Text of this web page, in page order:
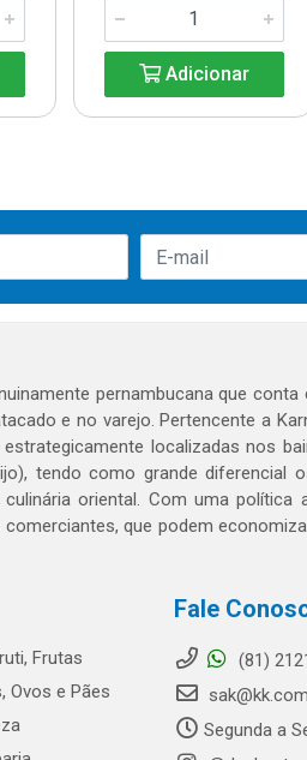
Adicionar
pernambucana que
e no varejo. Pertencente a
localizadas nos
tendo como grande diferencial
oriental. Com uma política
que podem
Frutas
Ovos e Pães
Fale
(81)
Segunda a